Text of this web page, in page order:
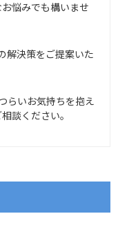
悩みでも構いませ
解決策をご提案いた
らいお気持ちを抱え
談ください。